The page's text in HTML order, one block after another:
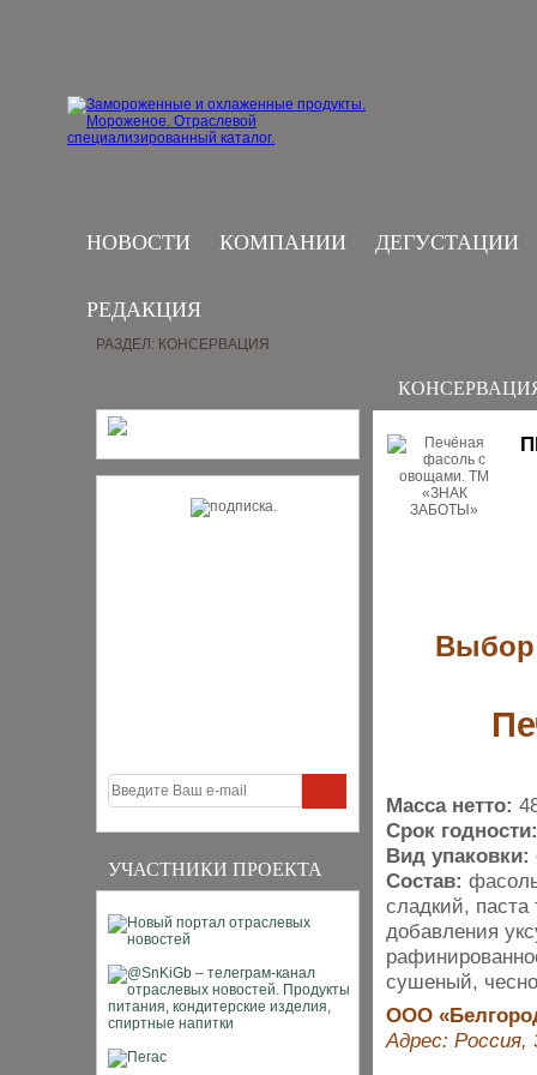
НОВОСТИ КОМПАНИИ ДЕГУСТАЦИИ
РЕДАКЦИЯ
УЧАСТНИКИ ПРОЕКТА
РАЗДЕЛ: КОНСЕРВАЦИЯ
Выбор
Масса нетто:
Срок годности:
Вид упаковки:
Состав:
сладкий, паста
добавления
сушеный,
ООО
Адрес: Россия,